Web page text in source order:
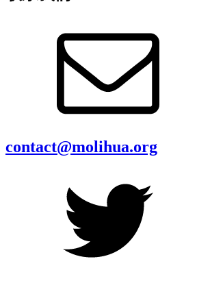
contact@molihua.org